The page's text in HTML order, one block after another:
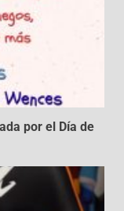
por el Día de